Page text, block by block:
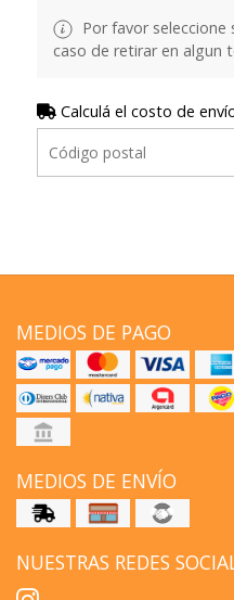
Por favor
caso de retirar en algun
Calculá el costo de
MEDIOS DE PAGO
MEDIOS DE ENVÍO
NUESTRAS REDES